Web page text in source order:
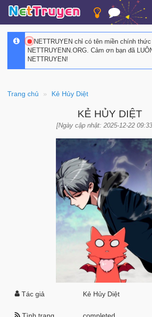
NETTRUYEN chỉ có tên miền chính
NETTRUYENN.ORG. Cảm ơn bạn đã
NETTRUYEN!
Trang chủ Kẻ Hủy Diệt
KẺ HỦY DIỆT
[Ngày cập nhật: 2025-12-22
Tác giả Kẻ Hủy Diệt